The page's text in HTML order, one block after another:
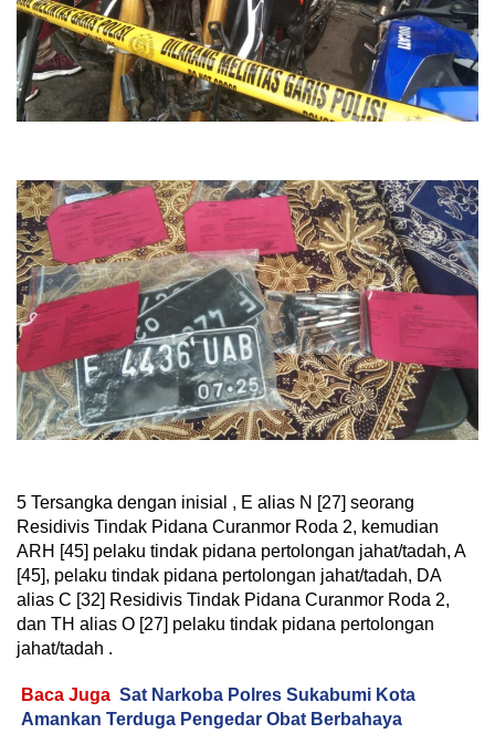
5 Tersangka dengan inisial , E alias N [27] seorang
Residivis Tindak Pidana Curanmor Roda 2, kemudian
ARH [45] pelaku tindak pidana pertolongan jahat/tadah, A
[45], pelaku tindak pidana pertolongan jahat/tadah, DA
alias C [32] Residivis Tindak Pidana Curanmor Roda 2,
dan TH alias O [27] pelaku tindak pidana pertolongan
jahat/tadah .
Baca Juga Sat Narkoba Polres Sukabumi Kota
Amankan Terduga Pengedar Obat Berbahaya